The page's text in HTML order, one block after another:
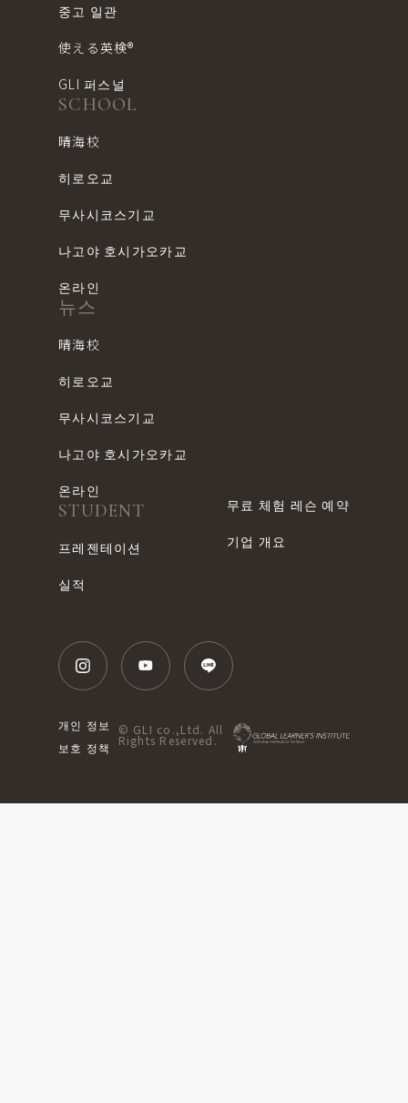
중고 일관
使える英検®︎
GLI 퍼스널
SCHOOL
晴海校
히로오교
무사시코스기교
나고야 호시가오카교
온라인
뉴스
晴海校
히로오교
무사시코스기교
나고야 호시가오카교
온라인
STUDENT
프레젠테이션
실적
무료 체험 레슨 예약
기업 개요
개인 정보
보호 정책
© GLI co.,Ltd. All
Rights Reserved.